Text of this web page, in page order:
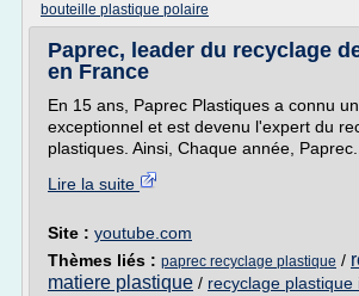
bouteille plastique polaire
Paprec, leader du recyclage
en France
En 15 ans, Paprec Plastiques a connu
exceptionnel et est devenu l'expert du
plastiques. Ainsi, Chaque année, Paprec...
Lire la suite
Site : youtube.com
Thèmes liés : paprec recyclage plastique /
matiere plastique / recyclage plastique